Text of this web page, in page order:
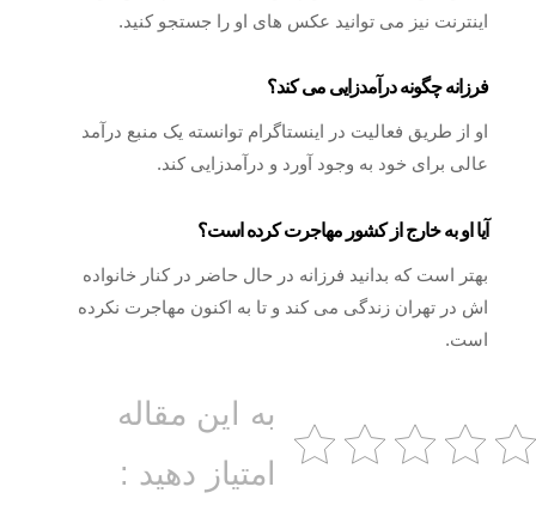
اینترنت نیز می توانید عکس های او را جستجو کنید.
فرزانه چگونه درآمدزایی می کند؟
او از طریق فعالیت در اینستاگرام توانسته یک منبع درآمد
عالی برای خود به وجود آورد و درآمدزایی کند.
آیا او به خارج از کشور مهاجرت کرده است؟
بهتر است که بدانید فرزانه در حال حاضر در کنار خانواده
اش در تهران زندگی می کند و تا به اکنون مهاجرت نکرده
است.
به این مقاله
امتیاز دهید :